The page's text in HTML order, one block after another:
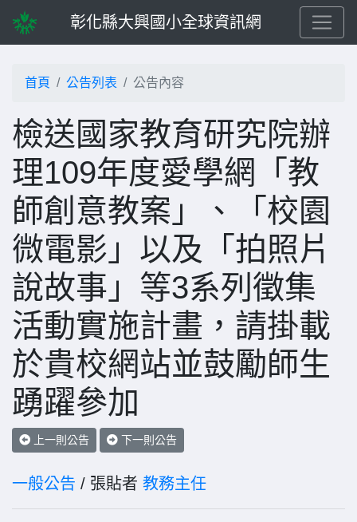
彰化縣大興國小全球資訊網
首頁 公告列表 公告內容
檢送國家教育研究院辦
理109年度愛學網「教
師創意教案」、「校園
微電影」以及「拍照片
說故事」等3系列徵集
活動實施計畫，請掛載
於貴校網站並鼓勵師生
踴躍參加
上一則公告 下一則公告
一般公告 / 張貼者 教務主任